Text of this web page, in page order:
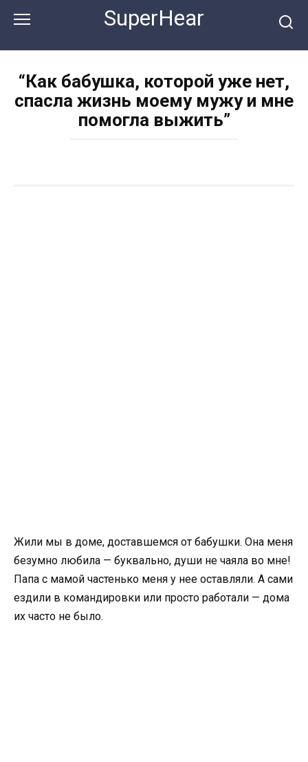
SuperHear
“Как бабушка, которой уже нет,
спасла жизнь моему мужу и мне
помогла выжить”
Жили мы в доме, доставшемся от бабушки. Она меня
безумно любила — буквально, души не чаяла во мне!
Папа с мамой частенько меня у нее оставляли. А сами
ездили в командировки или просто работали — дома
их часто не было.